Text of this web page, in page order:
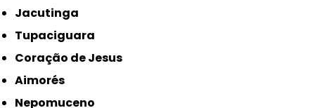
Jacutinga
Tupaciguara
Coração de Jesus
Aimorés
Nepomuceno